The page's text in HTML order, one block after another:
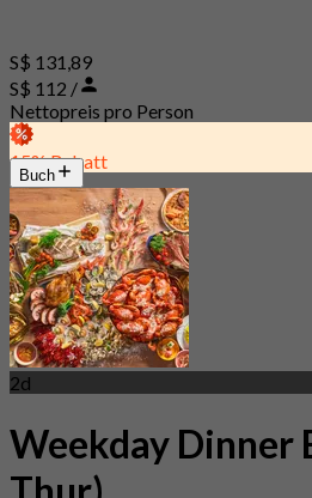
S$ 131,89
S$ 112 /
Nettopreis pro Person
15% Rabatt
Buch
2d
Weekday Dinner